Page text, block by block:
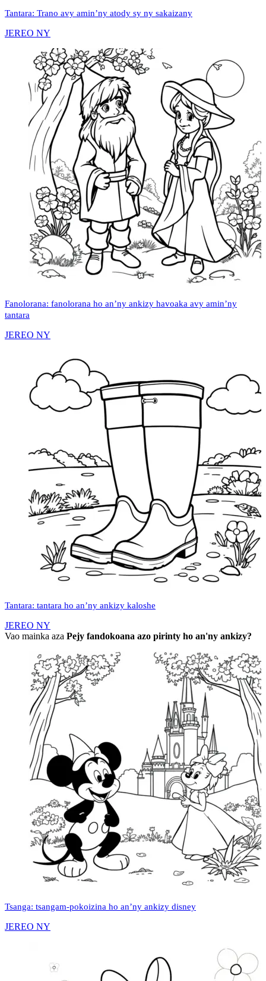
Tantara: Trano avy amin’ny atody sy ny sakaizany
JEREO NY
Fanolorana: fanolorana ho an’ny ankizy havoaka avy amin’ny
tantara
JEREO NY
Tantara: tantara ho an’ny ankizy kaloshe
JEREO NY
Vao mainka aza Pejy fandokoana azo pirinty ho an'ny ankizy?
Tsanga: tsangam-pokoizina ho an’ny ankizy disney
JEREO NY